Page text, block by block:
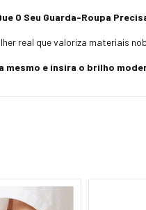
O Seu Guarda-Roupa
real que valoriza materiais
mesmo e insira o brilho